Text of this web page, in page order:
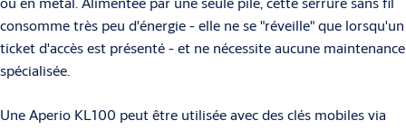
consomme très peu d'énergie - elle ne se "réveille" que lorsqu'un
ticket d'accès est présenté - et ne nécessite aucune maintenance
spécialisée.
Une Aperio KL100 peut être utilisée avec des clés mobiles via